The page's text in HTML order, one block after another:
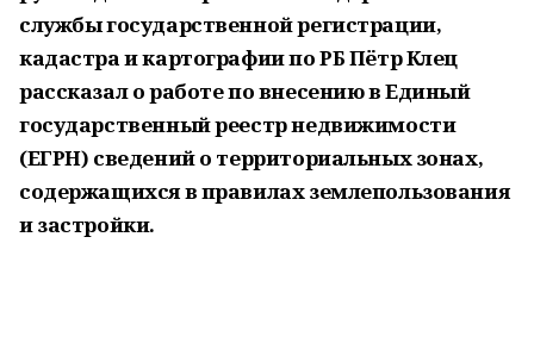
службы государственной регистрации,
кадастра и картографии по РБ Пётр Клец
рассказал о работе по внесению в Единый
государственный реестр недвижимости
(ЕГРН) сведений о территориальных зонах,
содержащихся в правилах землепользования
и застройки.